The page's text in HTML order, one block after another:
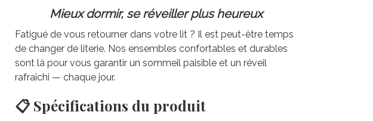
Mieux dormir, se réveiller plus heureux
Fatigué de vous retourner dans votre lit ? Il est peut-être temps
de changer de literie. Nos ensembles confortables et durables
sont là pour vous garantir un sommeil paisible et un réveil
rafraîchi — chaque jour.
📋 Spécifications du produit